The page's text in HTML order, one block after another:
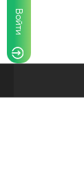
Войти